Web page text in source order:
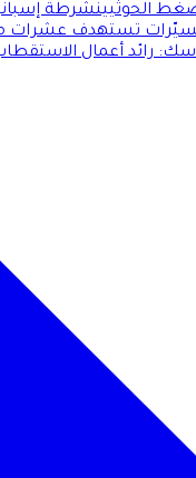
الحوثيينشرطة
تستهدف عشرات
رائد أعمال